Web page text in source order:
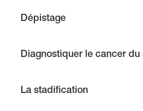
Dépistage
Diagnostiquer le cancer du
La stadification